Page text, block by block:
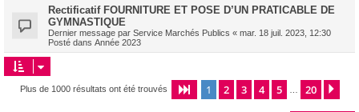
Rectificatif FOURNITURE ET POSE D’UN PRATICABLE DE
GYMNASTIQUE
Dernier message par Service Marchés Publics « mar. 18 juil. 2023, 12:30
Posté dans Année 2023
Plus de 1000 résultats ont été trouvés Page 1sur20
1 2 3 4 5 20